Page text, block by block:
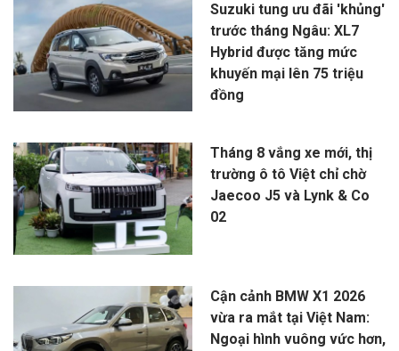
Suzuki tung ưu đãi 'khủng'
trước tháng Ngâu: XL7
Hybrid được tăng mức
khuyến mại lên 75 triệu
đồng
Tháng 8 vắng xe mới, thị
trường ô tô Việt chỉ chờ
Jaecoo J5 và Lynk & Co
02
Cận cảnh BMW X1 2026
vừa ra mắt tại Việt Nam:
Ngoại hình vuông vức hơn,